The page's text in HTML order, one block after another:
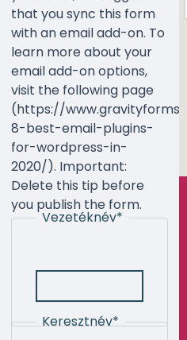
that you sync this form
with an email add-on. To
learn more about your
email add-on options,
visit the following page
(https://
8-best-email-plugins-
for-wordpress-in-
2020/). Important:
Delete this tip before
you publish the form.
Vezetéknév*
Keresztnév*